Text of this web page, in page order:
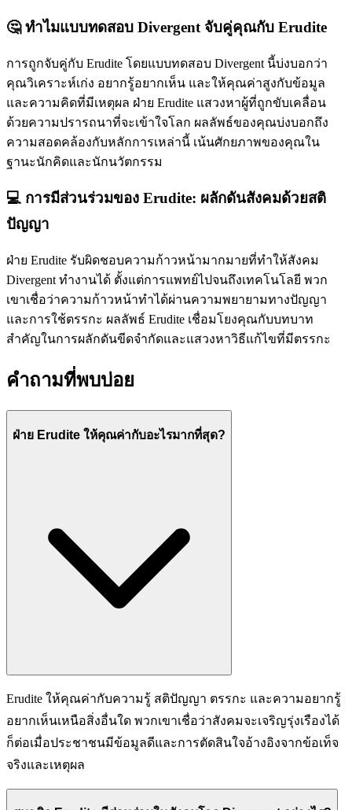
🤔 ทำไมแบบทดสอบ Divergent จับคู่คุณกับ Erudite
การถูกจับคู่กับ Erudite โดยแบบทดสอบ Divergent นี้บ่งบอกว่า
คุณวิเคราะห์เก่ง อยากรู้อยากเห็น และให้คุณค่าสูงกับข้อมูล
และความคิดที่มีเหตุผล ฝ่าย Erudite แสวงหาผู้ที่ถูกขับเคลื่อน
ด้วยความปรารถนาที่จะเข้าใจโลก ผลลัพธ์ของคุณบ่งบอกถึง
ความสอดคล้องกับหลักการเหล่านี้ เน้นศักยภาพของคุณใน
ฐานะนักคิดและนักนวัตกรรม
💻 การมีส่วนร่วมของ Erudite: ผลักดันสังคมด้วยสติ
ปัญญา
ฝ่าย Erudite รับผิดชอบความก้าวหน้ามากมายที่ทำให้สังคม
Divergent ทำงานได้ ตั้งแต่การแพทย์ไปจนถึงเทคโนโลยี พวก
เขาเชื่อว่าความก้าวหน้าทำได้ผ่านความพยายามทางปัญญา
และการใช้ตรรกะ ผลลัพธ์ Erudite เชื่อมโยงคุณกับบทบาท
สำคัญในการผลักดันขีดจำกัดและแสวงหาวิธีแก้ไขที่มีตรรกะ
คำถามที่พบบ่อย
ฝ่าย Erudite ให้คุณค่ากับอะไรมากที่สุด?
Erudite ให้คุณค่ากับความรู้ สติปัญญา ตรรกะ และความอยากรู้
อยากเห็นเหนือสิ่งอื่นใด พวกเขาเชื่อว่าสังคมจะเจริญรุ่งเรืองได้
ก็ต่อเมื่อประชาชนมีข้อมูลดีและการตัดสินใจอ้างอิงจากข้อเท็จ
จริงและเหตุผล